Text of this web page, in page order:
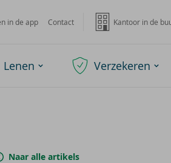
in de app Contact Kantoor in de
Lenen Verzekeren
Naar alle artikels